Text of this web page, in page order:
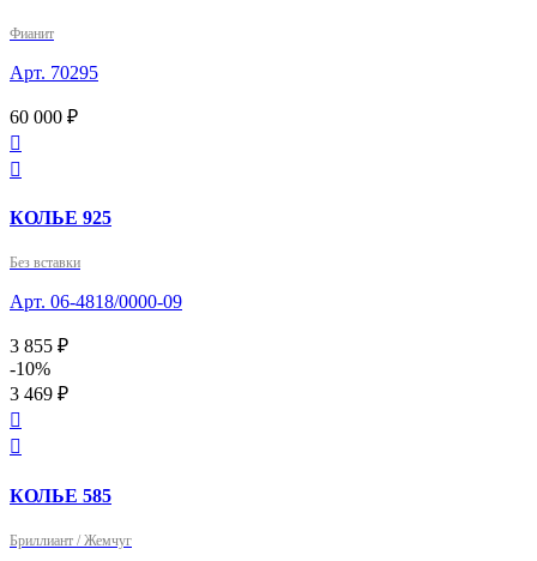
Фианит
Арт. 70295
60 000 ₽


КОЛЬЕ 925
Без вставки
Арт. 06-4818/0000-09
3 855 ₽
-10%
3 469 ₽


КОЛЬЕ 585
Бриллиант / Жемчуг